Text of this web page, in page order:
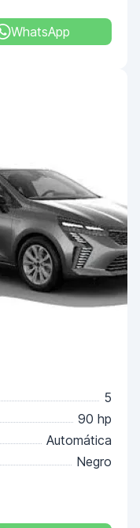
WhatsApp
5
90 hp
Automática
Negro